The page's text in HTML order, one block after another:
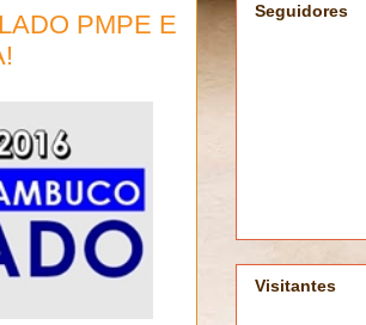
PMPE E
Seguidores
Visitantes